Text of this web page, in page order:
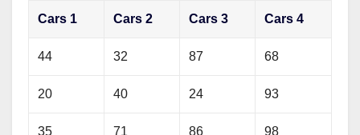
Cars 1 Cars 2 Cars 3 Cars 4
44 32 87 68
20 40 24 93
35 71 86 98